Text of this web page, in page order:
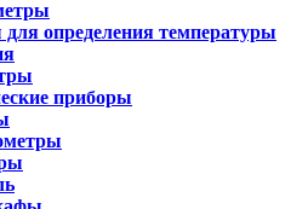
определения температуры
приборы